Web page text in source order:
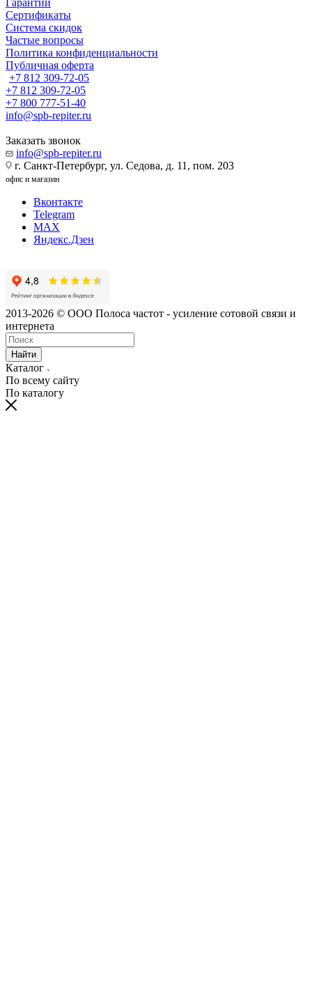
Гарантии
Сертификаты
Система скидок
Частые вопросы
Политика конфиденциальности
Публичная оферта
+7 812 309-72-05
+7 812 309-72-05
+7 800 777-51-40
info@spb-repiter.ru
Заказать звонок
info@spb-repiter.ru
г. Санкт-Петербург, ул. Седова, д. 11, пом. 203
офис и магазин
Вконтакте
Telegram
MAX
Яндекс.Дзен
2013-2026 © ООО Полоса частот - усиление сотовой связи и
интернета
Найти
Каталог
По всему сайту
По каталогу